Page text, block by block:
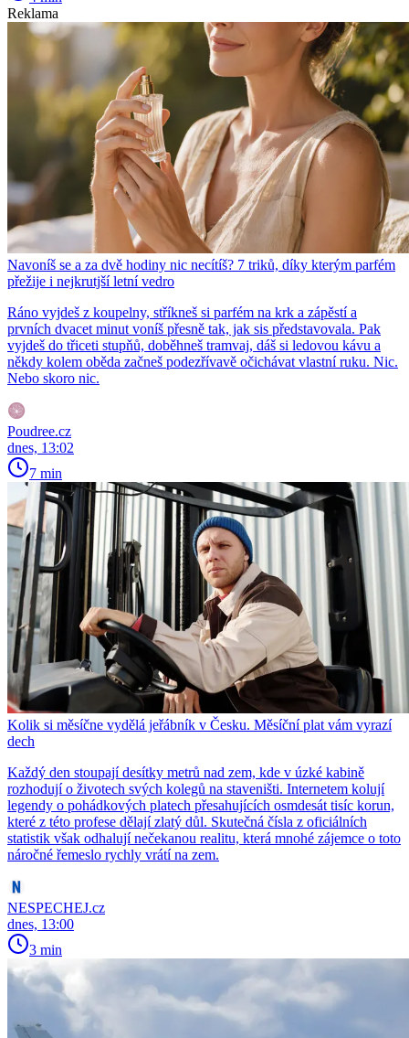
Reklama
Navoníš se a za dvě hodiny nic necítíš? 7 triků, díky kterým parfém
přežije i nejkrutjší letní vedro
Ráno vyjdeš z koupelny, stříkneš si parfém na krk a zápěstí a
prvních dvacet minut voníš přesně tak, jak sis představovala. Pak
vyjdeš do třiceti stupňů, doběhneš tramvaj, dáš si ledovou kávu a
někdy kolem oběda začneš podezřívavě očichávat vlastní ruku. Nic.
Nebo skoro nic.
Poudree.cz
dnes, 13:02
7 min
Kolik si měsíčne vydělá jeřábník v Česku. Měsíční plat vám vyrazí
dech
Každý den stoupají desítky metrů nad zem, kde v úzké kabině
rozhodují o životech svých kolegů na staveništi. Internetem kolují
legendy o pohádkových platech přesahujících osmdesát tisíc korun,
které z této profese dělají zlatý důl. Skutečná čísla z oficiálních
statistik však odhalují nečekanou realitu, která mnohé zájemce o toto
náročné řemeslo rychly vrátí na zem.
NESPECHEJ.cz
dnes, 13:00
3 min